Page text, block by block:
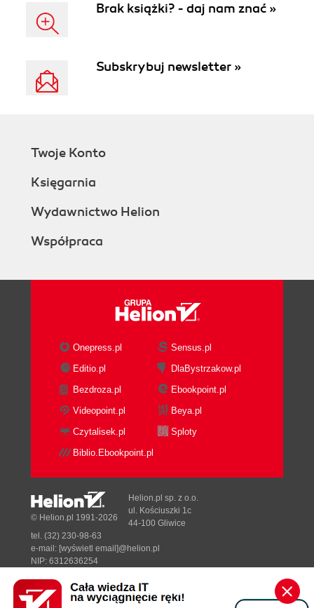
Brak książki? - daj nam znać »
Subskrybuj newsletter »
Twoje Konto
Księgarnia
Wydawnictwo Helion
Współpraca
Onepress.pl
Sensus.pl
Editio.pl
DlaBystrzakow.pl
Bezdroza.pl
Ebookpoint.pl
Videopoint.pl
Beya.pl
Czytalisek.pl
Sploty
Biblio.Ebookpoint.pl
Designed with ♥ byTonik.pl
© Helion.pl 1991-2026
Helion.pl sp. z o.o.
ul. Kościuszki 1c
44-100 Gliwice
tel. (32) 230-98-63
e-mail: [wyświetl email]@helion.pl
NIP: 6312636254